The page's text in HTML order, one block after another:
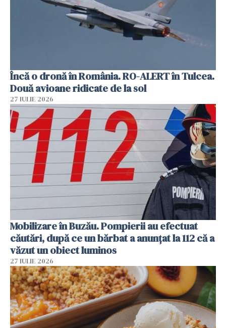
Încă o dronă în România. RO-ALERT în Tulcea.
Două avioane ridicate de la sol
27 IULIE 2026
Mobilizare în Buzău. Pompierii au efectuat
căutări, după ce un bărbat a anunțat la 112 că a
văzut un obiect luminos
27 IULIE 2026